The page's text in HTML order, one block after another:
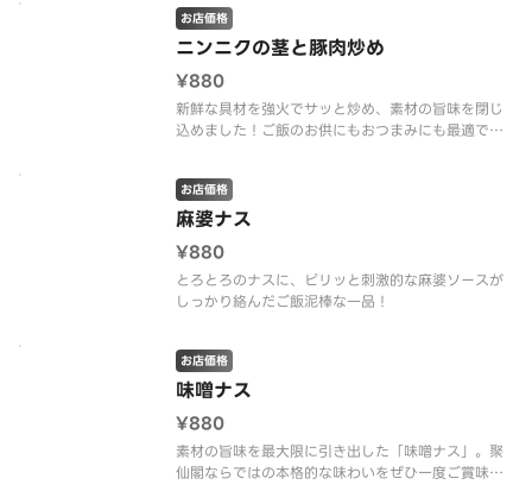
ニンニクの茎と豚肉炒め
お店価格
¥880
新鮮な具材を強火でサッと炒め、素材の旨味を閉じ
込めました！ご飯のお供にもおつまみにも最適で
麻婆ナス
お店価格
¥880
とろとろのナスに、ピリッと刺激的な麻婆ソースが
しっかり絡んだご飯泥棒な一品！
味噌ナス
お店価格
¥880
素材の旨味を最大限に引き出した「味噌ナス」。聚
仙閣ならではの本格的な味わいをぜひ一度ご賞味く